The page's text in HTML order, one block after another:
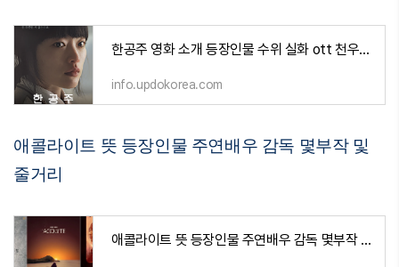
한공주 영화 소개 등장인물 수위 실화 ott 천우희 줄거리 및 결말
info.updokorea.com
애콜라이트 뜻 등장인물 주연배우 감독 몇부작 및
줄거리
애콜라이트 뜻 등장인물 주연배우 감독 몇부작 및 줄거리